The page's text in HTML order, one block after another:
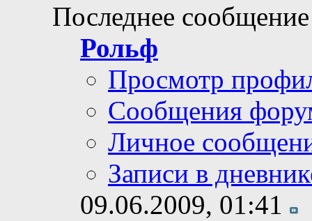
Последнее
Рольф
Просмотр
Сообщения
Личное
Записи в
09.06.2009, 01:41